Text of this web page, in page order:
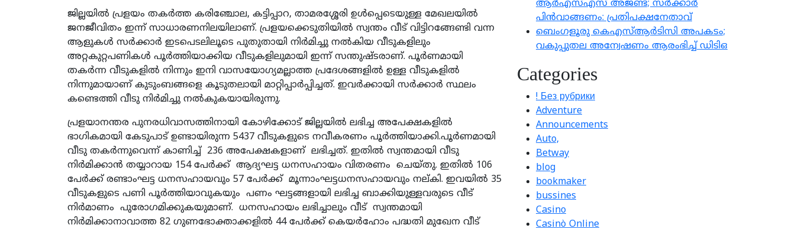
ജില്ലയില്‍ പ്രളയം തകര്‍ത്ത കരിഞ്ചോല, കട്ടിപ്പാറ, താമരശ്ശേരി ഉള്‍പ്പെടെയുള്ള മേഖലയില്‍
ജനജീവിതം ഇന്ന് സാധാരണനിലയിലാണ്. പ്രളയക്കെടുതിയില്‍ സ്വന്തം വീട് വിട്ടിറങ്ങേണ്ടി വന്ന
ആളുകള്‍ സര്‍ക്കാര്‍ ഇടപെടലിലൂടെ പുതുതായി നിര്‍മിച്ചു നല്‍കിയ വീടുകളിലും
അറ്റകുറ്റപണികള്‍ പൂര്‍ത്തിയാക്കിയ വീടുകളിലുമായി ഇന്ന് സന്തുഷ്ടരാണ്. പൂര്‍ണമായി
തകര്‍ന്ന വീടുകളില്‍ നിന്നും ഇനി വാസയോഗ്യമല്ലാത്ത പ്രദേശങ്ങളില്‍ ഉള്ള വീടുകളില്‍
നിന്നുമായാണ് കുടുംബങ്ങളെ കൂടുതലായി മാറ്റിപ്പാര്‍പ്പിച്ചത്. ഇവര്‍ക്കായി സര്‍ക്കാര്‍ സ്ഥലം
കണ്ടെത്തി വീടു നിര്‍മിച്ചു നല്‍കുകയായിരുന്നു.
പ്രളയാനന്തര പുനരധിവാസത്തിനായി കോഴിക്കോട് ജില്ലയില്‍ ലഭിച്ച അപേക്ഷകളില്‍
ഭാഗികമായി കേടുപാട് ഉണ്ടായിരുന്ന 5437 വീടുകളുടെ നവീകരണം പൂര്‍ത്തിയാക്കി.പൂര്‍ണമായി
വീടു തകര്‍ന്നുവെന്ന് കാണിച്ച് 236 അപേക്ഷകളാണ് ലഭിച്ചത്. ഇതില്‍ സ്വന്തമായി വീടു
നിര്‍മിക്കാന്‍ തയ്യാറായ 154 പേര്‍ക്ക് ആദ്യഘട്ട ധനസഹായം വിതരണം ചെയ്തു. ഇതില്‍ 106
പേര്‍ക്ക് രണ്ടാംഘട്ട ധനസഹായവും 57 പേര്‍ക്ക് മൂന്നാംഘട്ടധനസഹായവും നല്കി. ഇവയില്‍ 35
വീടുകളുടെ പണി പൂര്‍ത്തിയാവുകയും പണം ഘട്ടങ്ങളായി ലഭിച്ച ബാക്കിയുള്ളവരുടെ വീട്
നിര്‍മാണം പുരോഗമിക്കുകയുമാണ്. ധനസഹായം ലഭിച്ചാലും വീട് സ്വന്തമായി
നിര്‍മിക്കാനാവാത്ത 82 ഗുണഭോക്താക്കളില്‍ 44 പേര്‍ക്ക് കെയര്‍ഹോം പദ്ധതി മുഖേന വീട്
ആർഎസ്എസ് അജണ്ട; സർക്കാർ
പിൻവാങ്ങണം: പ്രതിപക്ഷനേതാവ്
ബെംഗളൂരു കെഎസ്ആർടിസി അപകടം;
വകുപ്പുതല അന്വേഷണം ആരംഭിച്ച് ഡിടിഒ
Categories
! Без рубрики
Adventure
Announcements
Auto,
Betway
blog
bookmaker
bussines
Casino
Casinò Online